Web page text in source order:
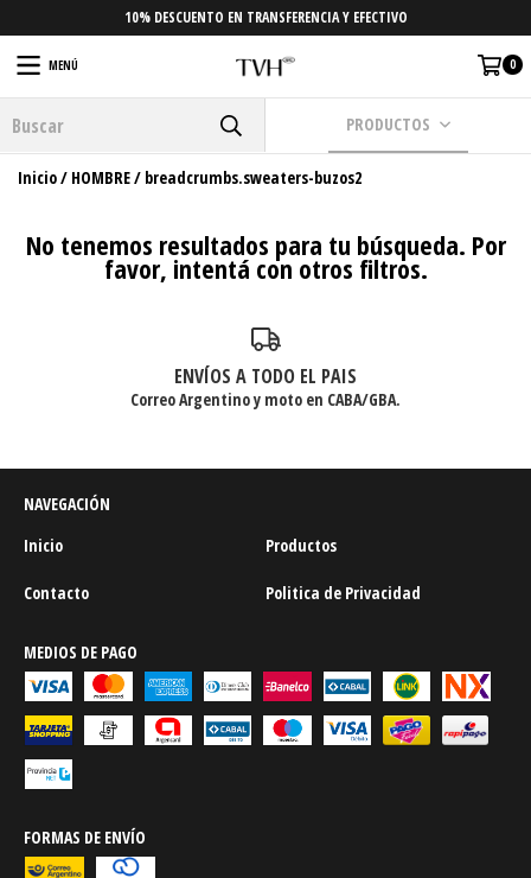
10% DESCUENTO EN TRANSFERENCIA Y EFECTIVO
MENÚ 0
PRODUCTOS
Inicio/ HOMBRE/ breadcrumbs.sweaters-buzos2
No tenemos resultados para tu búsqueda. Por
favor, intentá con otros filtros.
ENVÍOS A TODO EL PAIS
Correo Argentino y moto en CABA/GBA.
NAVEGACIÓN
Inicio
Productos
Contacto Politica de Privacidad
MEDIOS DE PAGO
FORMAS DE ENVÍO